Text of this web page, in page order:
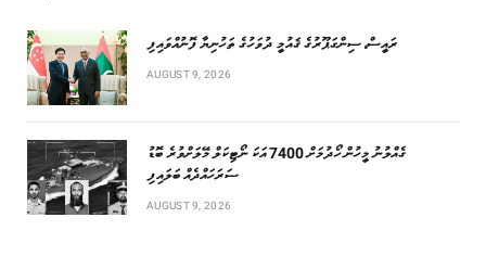
ރައީސް، ސިންގަޕޫރުގެ ޤައުމީ ދުވަހުގެ ތަހުނިޔާ ފޮނުއްވައިފި
AUGUST 9, 2026
ގެއްލުނު މީހުން ހޯދުމަށް 7400 އަކަ ނޯޓިކަލް މޭލަށްވުރެ ބޮޑު
ސަރަހައްދެއް ބަލައިފި
AUGUST 9, 2026